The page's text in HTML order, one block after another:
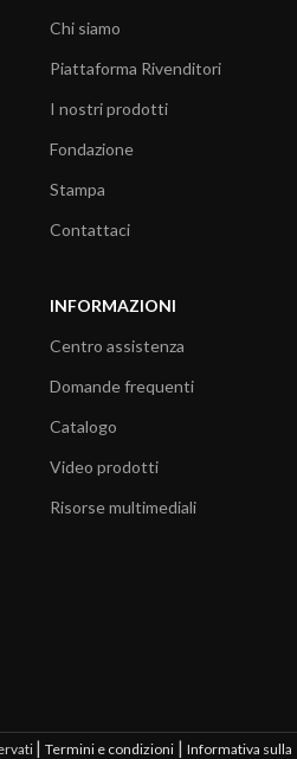
Chi siamo
Piattaforma Rivenditori
I nostri prodotti
Fondazione
Stampa
Contattaci
INFORMAZIONI
Centro assistenza
Domande frequenti
Catalogo
Video prodotti
Risorse multimediali
| Termini e condizioni | Informativa sulla